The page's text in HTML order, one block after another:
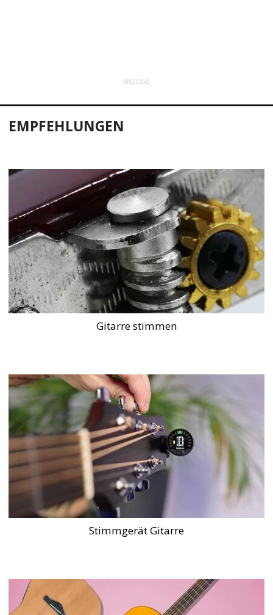
ANZEIGE
EMPFEHLUNGEN
Gitarre stimmen
Stimmgerät Gitarre